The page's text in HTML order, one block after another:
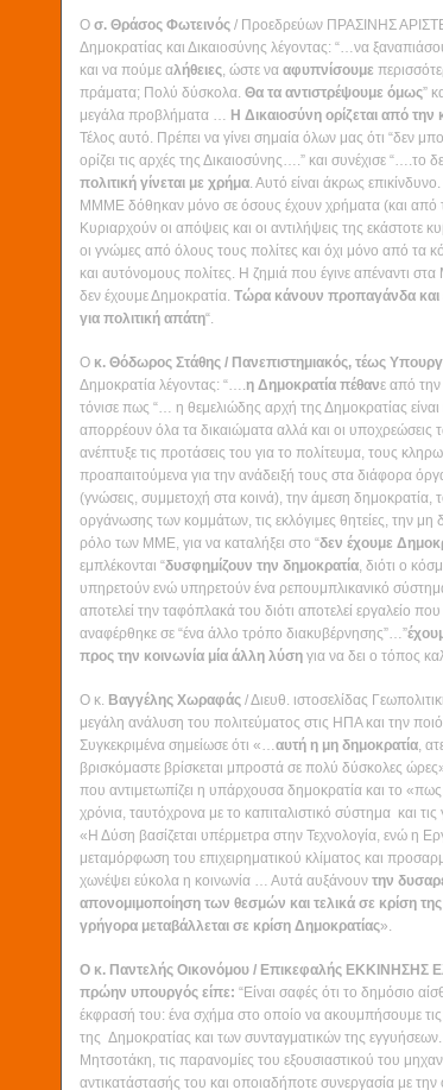
Ο σ. Θράσος Φωτεινός / Προεδρεύων ΠΡΑΣΙΝΗΣ
Δημοκρατίας και Δικαιοσύνης λέγοντας: “…να
και να πούμε αλήθειες, ώστε να αφυπνίσουμε
πράματα; Πολύ δύσκολα. Θα τα αντιστρέψουμε όμως”
μεγάλα προβλήματα … Η Δικαιοσύνη ορίζεται από
Τέλος αυτό. Πρέπει να γίνει σημαία όλων μας ότι “δεν
ορίζει τις αρχές της Δικαιοσύνης….” και συνέχισε “….το
πολιτική γίνεται με χρήμα. Αυτό είναι άκρως
ΜΜΜΕ δόθηκαν μόνο σε όσους έχουν χρήματα (και από
Κυριαρχούν οι απόψεις και οι αντιλήψεις της εκάστοτε
οι γνώμες από όλους τους πολίτες και όχι μόνο από τα
και αυτόνομους πολίτες. Η ζημιά που έγινε απέναντι
δεν έχουμε Δημοκρατία. Τώρα κάνουν προπαγάνδα και
για πολιτική απάτη“.
Ο κ. Θόδωρος Στάθης / Πανεπιστημιακός, τέως
Δημοκρατία λέγοντας: “….η Δημοκρατία πέθανε από
τόνισε πως “… η θεμελιώδης αρχή της Δημοκρατίας
απορρέουν όλα τα δικαιώματα αλλά και οι υποχρεώσεις
ανέπτυξε τις προτάσεις του για το πολίτευμα, τους
προαπαιτούμενα για την ανάδειξή τους στα διάφορα
(γνώσεις, συμμετοχή στα κοινά), την άμεση δημοκρατία,
οργάνωσης των κομμάτων, τις εκλόγιμες θητείες, την
ρόλο των ΜΜΕ, για να καταλήξει στο “δεν έχουμε
εμπλέκονται “δυσφημίζουν την δημοκρατία, διότι ο
υπηρετούν ενώ υπηρετούν ένα ρεπουμπλικανικό
αποτελεί την ταφόπλακά του διότι αποτελεί εργαλείο
αναφέρθηκε σε “ένα άλλο τρόπο διακυβέρνησης”…”
προς την κοινωνία μία άλλη λύση για να δει ο τόπος
Ο κ. Βαγγέλης Χωραφάς / Διευθ. ιστοσελίδας
μεγάλη ανάλυση του πολιτεύματος στις ΗΠΑ και την
Συγκεκριμένα σημείωσε ότι «…αυτή η μη δημοκρατία,
βρισκόμαστε βρίσκεται μπροστά σε πολύ δύσκολες
που αντιμετωπίζει η υπάρχουσα δημοκρατία και το
χρόνια, ταυτόχρονα με το καπιταλιστικό σύστημα και τις
«Η Δύση βασίζεται υπέρμετρα στην Τεχνολογία, ενώ η
μεταμόρφωση του επιχειρηματικού κλίματος και
χωνέψει εύκολα η κοινωνία … Αυτά αυξάνουν την
απονομιμοποίηση των θεσμών και τελικά σε κρίση
γρήγορα μεταβάλλεται σε κρίση Δημοκρατίας».
Ο κ. Παντελής Οικονόμου / Επικεφαλής ΕΚΚΙΝΗΣΗΣ
πρώην υπουργός είπε: “Είναι σαφές ότι το δημόσιο
έκφρασή του: ένα σχήμα στο οποίο να ακουμπήσουμε
της Δημοκρατίας και των συνταγματικών της
Μητσοτάκη, τις παρανομίες του εξουσιαστικού του
αντικατάστασής του και οποιαδήποτε συνεργασία με